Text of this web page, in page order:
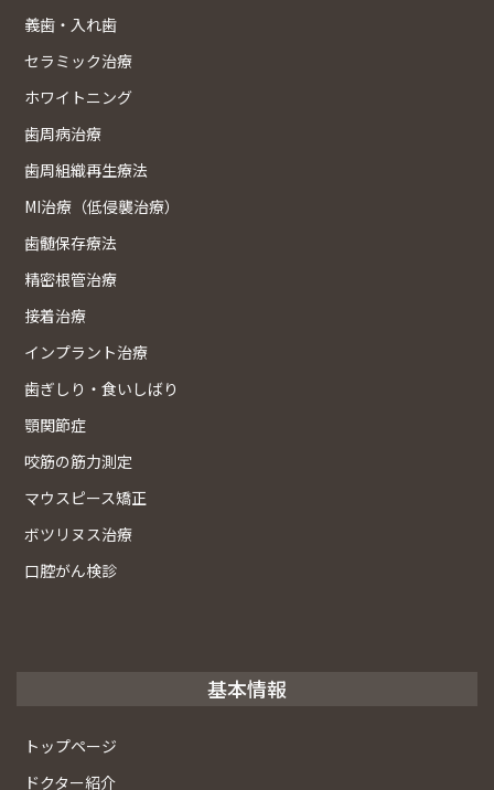
義歯・入れ歯
セラミック治療
ホワイトニング
歯周病治療
歯周組織再生療法
MI治療（低侵襲治療）
歯髄保存療法
精密根管治療
接着治療
インプラント治療
歯ぎしり・食いしばり
顎関節症
咬筋の筋力測定
マウスピース矯正
ボツリヌス治療
口腔がん検診
基本情報
トップページ
ドクター紹介